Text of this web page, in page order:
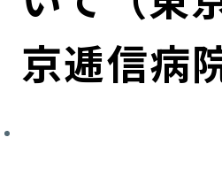
京逓信病